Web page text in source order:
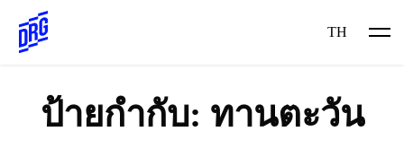
content
TH
ป้ายกำกับ: ทานตะวัน